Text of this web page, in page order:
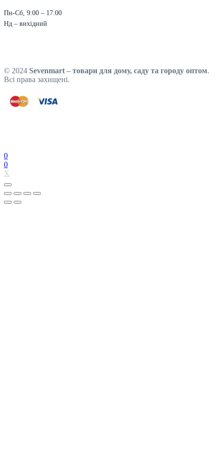
Пн-Сб, 9:00 – 17:00
Нд – вихідний
© 2024 Sevenmart – товари для дому, саду та городу оптом.
Всі права захищені.
0
0
X